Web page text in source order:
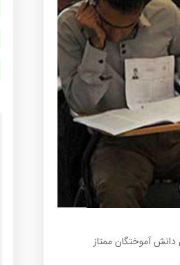
یاسوج جزئیات پذیرش بدون‌ آزمون دکتری سال تحصیلی ۹۵-۹۴ از میان دانش آموختگان ممتاز